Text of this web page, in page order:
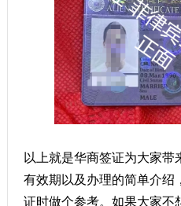
以上就是华商签证为大家带
有效期以及办理的简单介绍
证时做个参考。如果大家不